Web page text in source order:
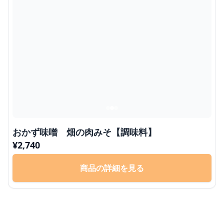
おかず味噌 畑の肉みそ【調味料】
¥2,740
商品の詳細を見る